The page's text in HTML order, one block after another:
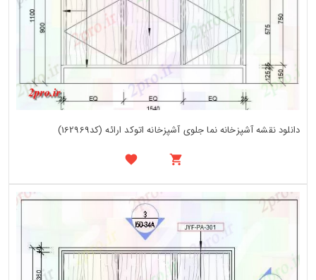
دانلود نقشه آشپزخانه نما جلوی آشپزخانه اتوکد ارائه (کد162969)